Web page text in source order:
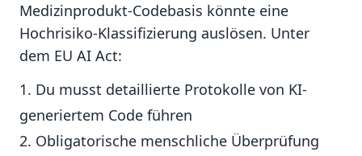
Medizinprodukt-Codebasis könnte eine
Hochrisiko-Klassifizierung auslösen. Unter
dem EU AI Act:
Du musst detaillierte Protokolle von KI-
generiertem Code führen
Obligatorische menschliche Überprüfung